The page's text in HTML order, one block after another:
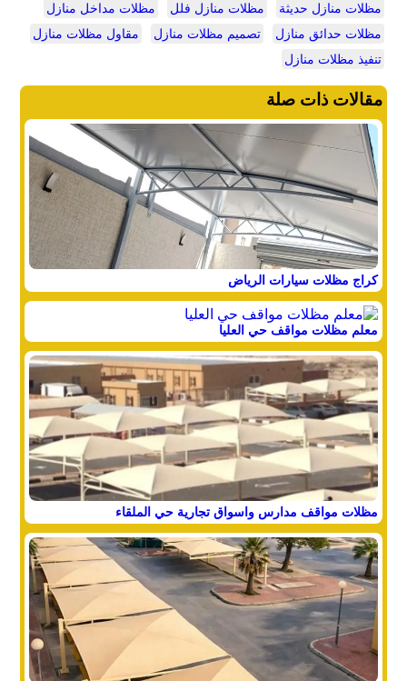
مظلات منازل حديثة
مظلات منازل فلل
مظلات مداخل منازل
مظلات حدائق منازل
تصميم مظلات منازل
مقاول مظلات منازل
تنفيذ مظلات منازل
مقالات ذات صلة
كراج مظلات سيارات الرياض
معلم مظلات مواقف حي العليا
مظلات مواقف مدارس واسواق تجارية حي الملقاء